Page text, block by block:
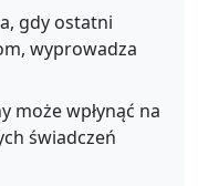
gdy ostatni
wyprowadza
może wpłynąć na
świadczeń